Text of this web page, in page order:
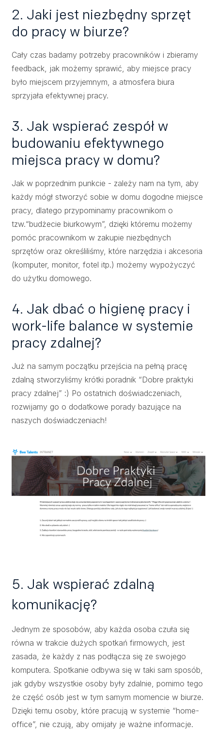
2. Jaki jest niezbędny sprzęt
do pracy w biurze?
Cały czas badamy potrzeby pracowników i zbieramy
feedback, jak możemy sprawić, aby miejsce pracy
było miejscem przyjemnym, a atmosfera biura
sprzyjała efektywnej pracy.
3. Jak wspierać zespół w
budowaniu efektywnego
miejsca pracy w domu?
Jak w poprzednim punkcie - zależy nam na tym, aby
każdy mógł stworzyć sobie w domu dogodne miejsce
pracy, dlatego przypominamy pracownikom o
tzw.“budżecie biurkowym”, dzięki któremu możemy
pomóc pracownikom w zakupie niezbędnych
sprzętów oraz określiliśmy, które narzędzia i akcesoria
(komputer, monitor, fotel itp.) możemy wypożyczyć
do użytku domowego.
4. Jak dbać o higienę pracy i
work-life balance w systemie
pracy zdalnej?
Już na samym początku przejścia na pełną pracę
zdalną stworzyliśmy krótki poradnik “Dobre praktyki
pracy zdalnej” :) Po ostatnich doświadczeniach,
rozwijamy go o dodatkowe porady bazujące na
naszych doświadczeniach!
5. Jak wspierać zdalną
komunikację?
Jednym ze sposobów, aby każda osoba czuła się
równa w trakcie dużych spotkań firmowych, jest
zasada, że każdy z nas podłącza się ze swojego
komputera. Spotkanie odbywa się w taki sam sposób,
jak gdyby wszystkie osoby były zdalnie, pomimo tego
że część osób jest w tym samym momencie w biurze.
Dzięki temu osoby, które pracują w systemie “home-
office”, nie czują, aby omijały je ważne informacje.